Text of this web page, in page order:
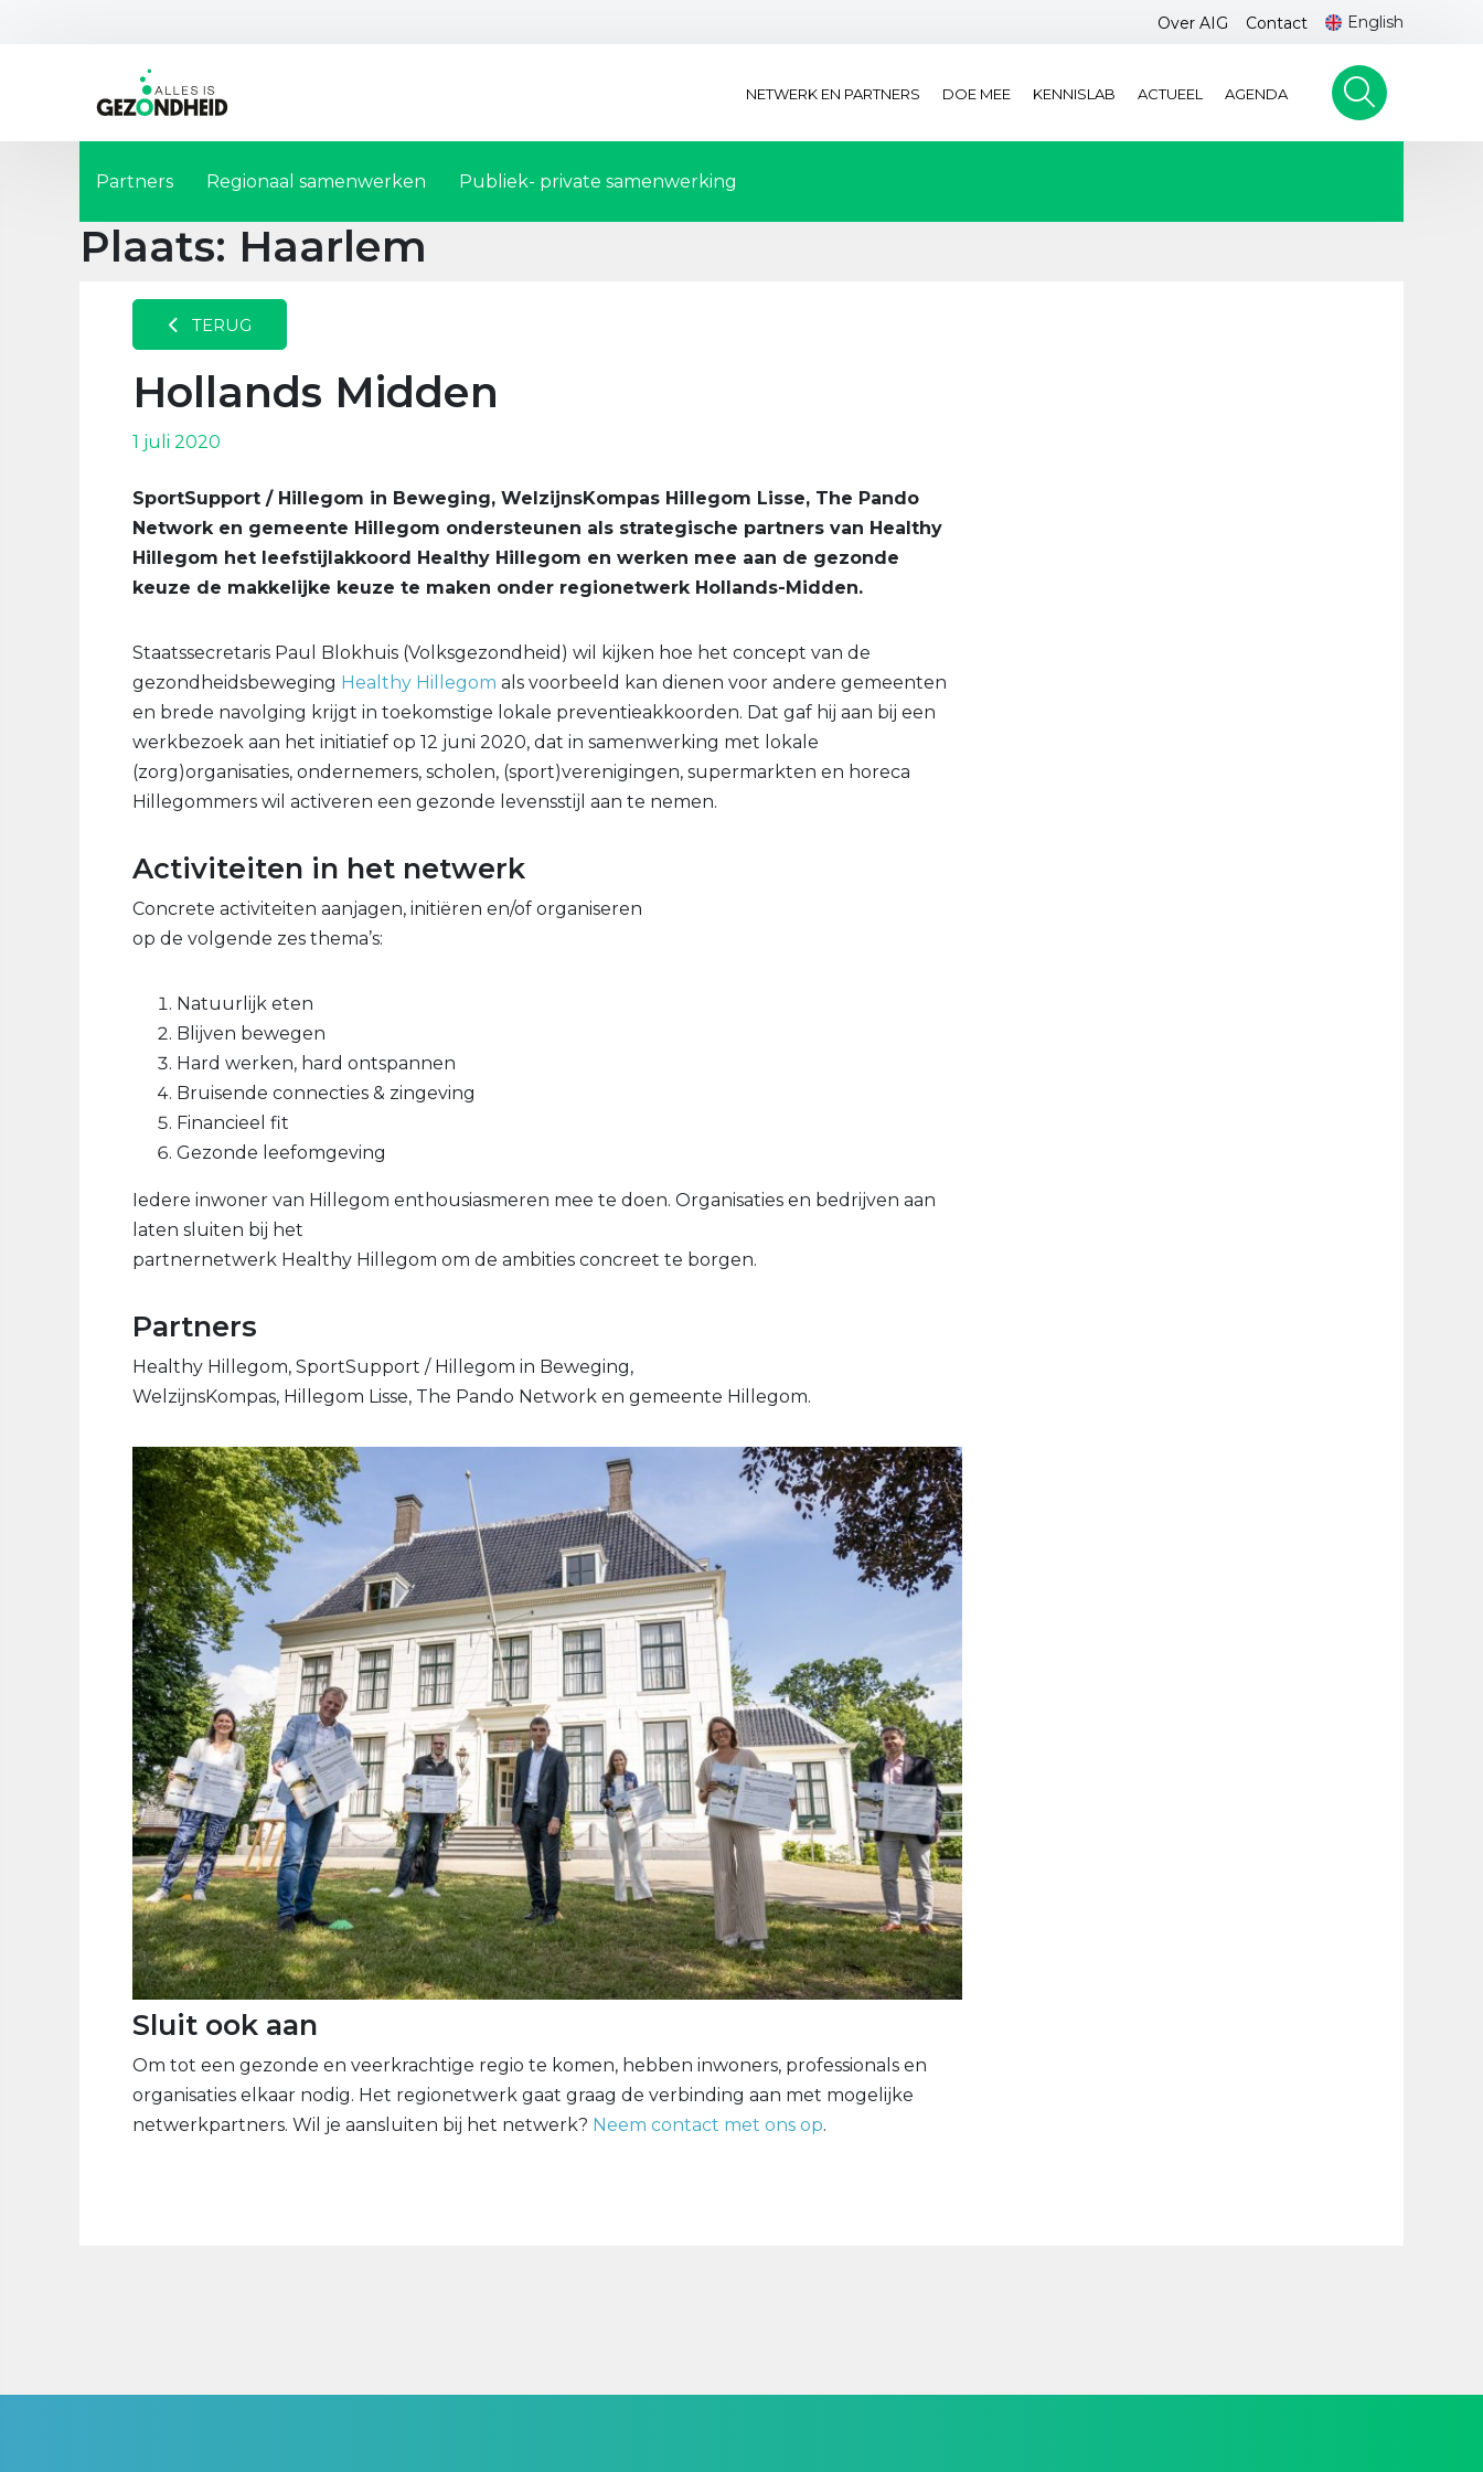
Over AIG Contact English
NETWERK EN PARTNERS DOE MEE KENNISLAB ACTUEEL AGENDA
Partners Regionaal samenwerken Publiek- private samenwerking
Plaats: Haarlem
TERUG
Hollands Midden
1 juli 2020
SportSupport / Hillegom in Beweging, WelzijnsKompas Hillegom Lisse, The Pando
Network en gemeente Hillegom ondersteunen als strategische partners van Healthy
Hillegom het leefstijlakkoord Healthy Hillegom en werken mee aan de gezonde
keuze de makkelijke keuze te maken onder regionetwerk Hollands-Midden.
Staatssecretaris Paul Blokhuis (Volksgezondheid) wil kijken hoe het concept van de
gezondheidsbeweging Healthy Hillegom als voorbeeld kan dienen voor andere gemeenten
en brede navolging krijgt in toekomstige lokale preventieakkoorden. Dat gaf hij aan bij een
werkbezoek aan het initiatief op 12 juni 2020, dat in samenwerking met lokale
(zorg)organisaties, ondernemers, scholen, (sport)verenigingen, supermarkten en horeca
Hillegommers wil activeren een gezonde levensstijl aan te nemen.
Activiteiten in het netwerk
Concrete activiteiten aanjagen, initiëren en/of organiseren
op de volgende zes thema’s:
Natuurlijk eten
Blijven bewegen
Hard werken, hard ontspannen
Bruisende connecties & zingeving
Financieel fit
Gezonde leefomgeving
Iedere inwoner van Hillegom enthousiasmeren mee te doen. Organisaties en bedrijven aan
laten sluiten bij het
partnernetwerk Healthy Hillegom om de ambities concreet te borgen.
Partners
Healthy Hillegom, SportSupport / Hillegom in Beweging,
WelzijnsKompas, Hillegom Lisse, The Pando Network en gemeente Hillegom.
Sluit ook aan
Om tot een gezonde en veerkrachtige regio te komen, hebben inwoners, professionals en
organisaties elkaar nodig. Het regionetwerk gaat graag de verbinding aan met mogelijke
netwerkpartners. Wil je aansluiten bij het netwerk? Neem contact met ons op.